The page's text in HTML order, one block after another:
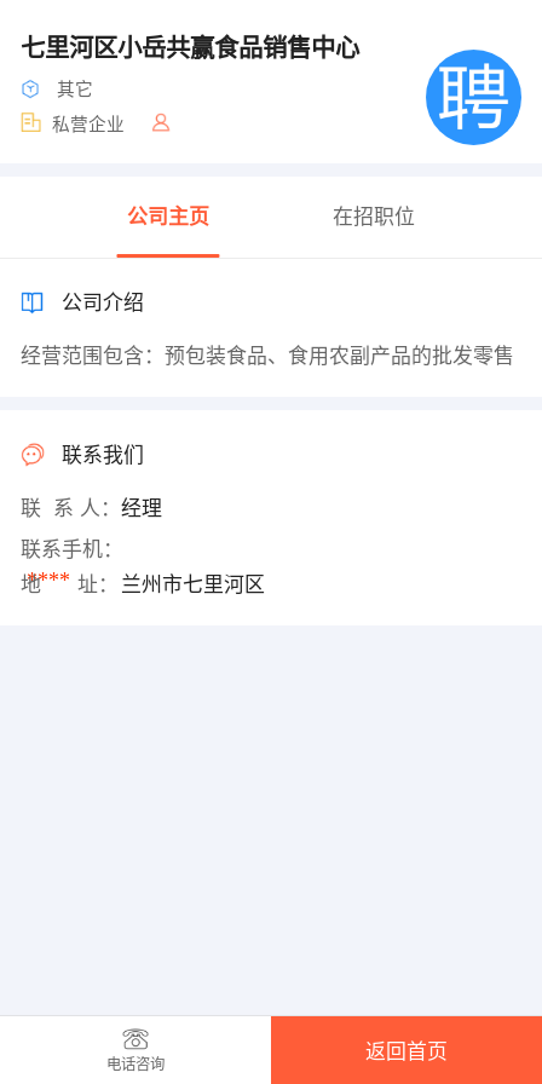
七里河区小岳共赢食品销售中心
其它
私营企业
公司主页 在招职位
公司介绍
经营范围包含：预包装食品、食用农副产品的批发零售
联系我们
联 系 人： 经理
联系手机：
****
地 址： 兰州市七里河区
电话咨询
返回首页